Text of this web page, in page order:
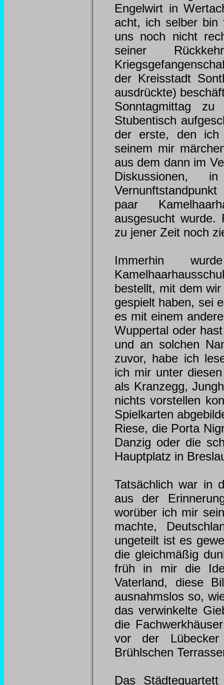
Engelwirt in
acht, ich selber bin
uns noch nicht
seiner
der Kreisstadt
ausdrückte)
Sonntagmittag
Stubentisch
der erste, den ich
seinem mir
aus dem dann im
Diskussionen,
paar
ausgesucht wurde.
zu jener Zeit noch
Immerhin
bestellt, mit dem
gespielt haben, sei
es mit einem
Wuppertal oder
und an solchen
zuvor, habe ich
ich mir unter
als Kranzegg,
nichts vorstellen
Spielkarten
Riese, die Porta
Danzig oder die
Hauptplatz in
Tatsächlich war in
aus der
worüber ich mir
machte,
ungeteilt ist es
die gleichmäßig
früh in mir die
Vaterland, diese
ausnahmslos so,
das verwinkelte
die
vor der
Brühlschen
Das